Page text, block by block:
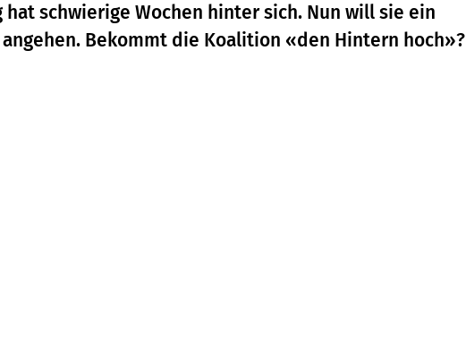
hat schwierige Wochen hinter sich. Nun will sie ein
Bekommt die Koalition «den Hintern hoch»?